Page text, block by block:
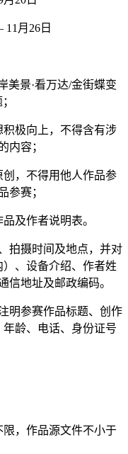
月26日
景·看万达/金街蝶变
极向上，不得含有涉
内容；
，不得用他人作品参
参赛；
及作者说明表。
摄时间及地点，并对
、设备介绍、作者姓
信地址及邮政编码。
参赛作品标题、创作
龄、电话、身份证号
，作品源文件不小于